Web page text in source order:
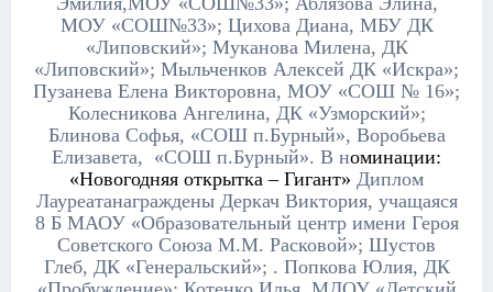
МОУ «СОШ№33»; Цихова Диана, МБУ ДК
«Липовский»; Муканова Милена, ДК
«Липовский»; Мыльченков Алексей ДК «Искра»;
Пузанева Елена Викторовна, МОУ «СОШ № 16»;
Колесникова Ангелина, ДК «Узморский»;
Блинова Софья, «СОШ п.Бурный», Воробьева
Елизавета, «СОШ п.Бурный». В номинации:
«Новогодняя открытка – Гигант» Диплом
Лауреатанаграждены Деркач Виктория, учащаяся
8 Б МАОУ «Образовательный центр имени Героя
Советского Союза М.М. Расковой»; Шустов
Глеб, ДК «Генеральский»; . Попкова Юлия, ДК